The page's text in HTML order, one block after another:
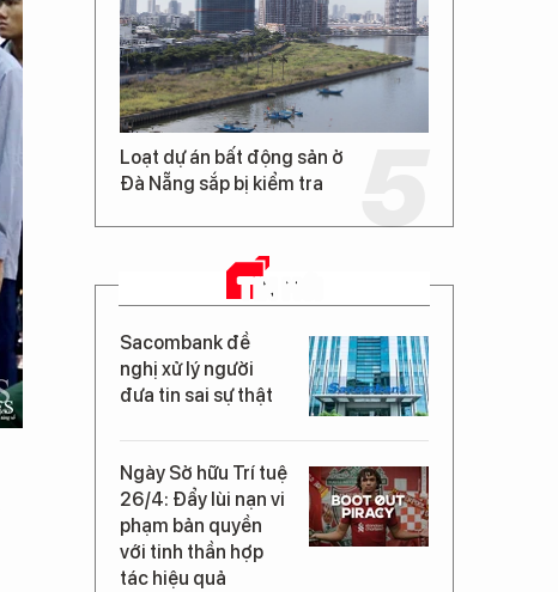
Loạt dự án bất động sản ở
Đà Nẵng sắp bị kiểm tra
TIN MỚI
Sacombank đề
nghị xử lý người
đưa tin sai sự thật
Ngày Sở hữu Trí tuệ
26/4: Đẩy lùi nạn vi
phạm bản quyền
với tinh thần hợp
tác hiệu quả